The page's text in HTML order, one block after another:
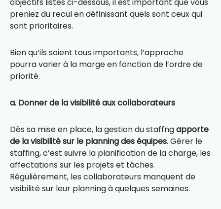
preniez du recul en définissant quels sont ceux qui
sont prioritaires.
Bien qu’ils soient tous importants, l’approche
pourra varier à la marge en fonction de l’ordre de
priorité.
a. Donner de la visibilité aux collaborateurs
Dès sa mise en place, la gestion du staffngapporte
de la visibilité sur le planning des équipes. Gérer le
staffing, c’est suivre la planification de la charge, les
affectations sur les projets et tâches.
Régulièrement, les collaborateurs manquent de
visibilité sur leur planning à quelques semaines.